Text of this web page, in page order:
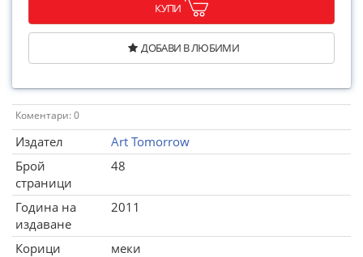
КУПИ
ДОБАВИ В ЛЮБИМИ
Коментари: 0
Издател
Art Tomorrow
Брой
страници
48
Година на
издаване
2011
Корици
меки